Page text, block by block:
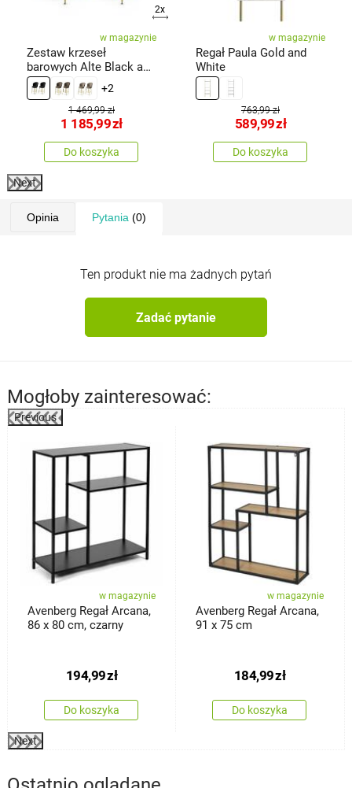
2x
w magazynie
Zestaw krzeseł
barowych Alte Black and
Gold, 2 szt.
+2
1 469,99 zł
1 185,99zł
Do koszyka
w magazynie
Regał Paula Gold and
White
763,99 zł
589,99zł
Do koszyka
Next
Opinia Pytania (0)
Ten produkt nie ma żadnych pytań
Zadać pytanie
Mogłoby zainteresować:
Previous
w magazynie
Avenberg Regał Arcana,
86 x 80 cm, czarny
194,99zł
Do koszyka
w magazynie
Avenberg Regał Arcana,
91 x 75 cm
184,99zł
Do koszyka
Next